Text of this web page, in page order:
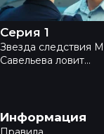
Серия 1
Звезда следствия
Савельева ловит
Поймать его нельзя
доказательств нет.
Навигация в подвале
Информация